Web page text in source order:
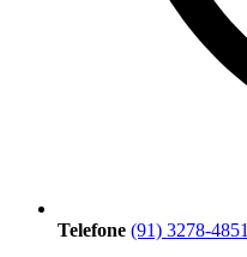
Telefone (91) 3278-4851